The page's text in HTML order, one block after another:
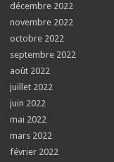
décembre 2022
novembre 2022
octobre 2022
septembre 2022
août 2022
juillet 2022
juin 2022
mai 2022
mars 2022
février 2022